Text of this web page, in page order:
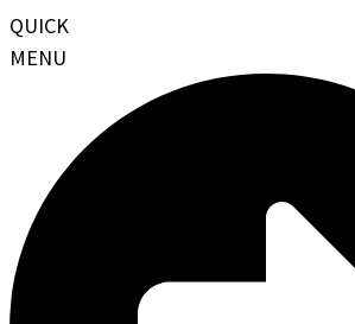
QUICK
MENU